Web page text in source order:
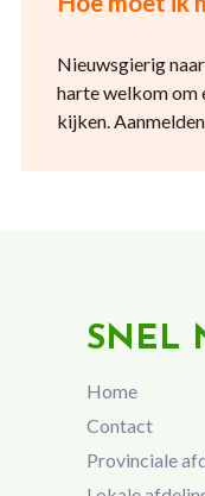
Nieuwsgierig
harte welkom om
kijken.
SNEL
Home
Contact
Provinciale